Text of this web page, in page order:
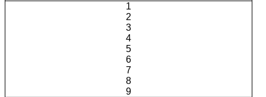
1
2
3
4
5
6
7
8
9